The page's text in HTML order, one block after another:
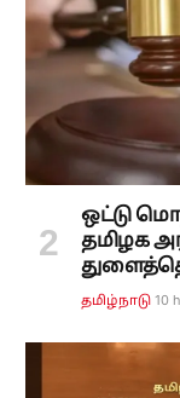
ஒட்டு
தமிழக
தமிழ்நாடு 10